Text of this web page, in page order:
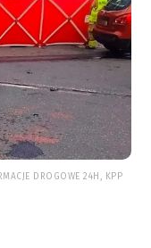
DROGOWE 24H, KPP